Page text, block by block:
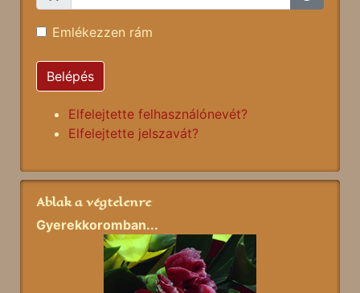
Emlékezzen rám
Belépés
Elfelejtette felhasználónevét?
Elfelejtette jelszavát?
Ablak a végtelenre
Gyerekkoromban...